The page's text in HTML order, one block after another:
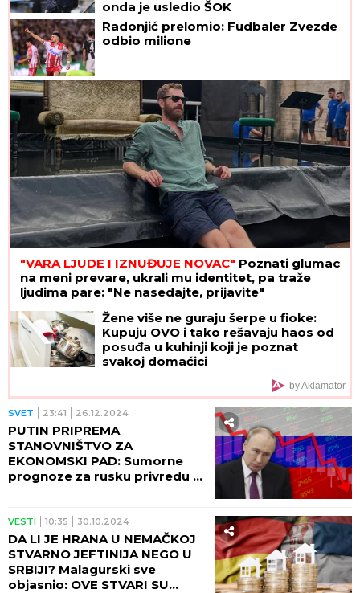
onda je usledio ŠOK
Radonjić prelomio: Fudbaler Zvezde
odbio milione
"VARA LJUDE I IZNUĐUJE NOVAC" Poznati glumac
na meni prevare, ukrali mu identitet, pa traže
ljudima pare: "Ne nasedajte, prijavite"
Žene više ne guraju šerpe u fioke:
Kupuju OVO i tako rešavaju haos od
posuđa u kuhinji koji je poznat
svakoj domaćici
by Aklamator
SVET 23:41 26.12.2024
PUTIN PRIPREMA
STANOVNIŠTVO ZA
EKONOMSKI PAD: Sumorne
prognoze za rusku privredu u
VESTI 10:35 30.10.2024
DA LI JE HRANA U NEMAČKOJ
STVARNO JEFTINIJA NEGO U
SRBIJI? Malagurski sve
objasnio: OVE STVARI SU